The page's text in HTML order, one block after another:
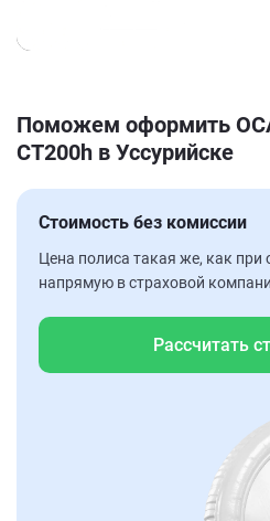
Поможем оформить
CT200h в Уссурийске
Стоимость без комиссии
Цена полиса такая же, как при
напрямую в страховой
Рассчитать